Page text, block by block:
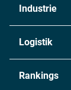
Industrie
Chemie
Logistik
Rankings